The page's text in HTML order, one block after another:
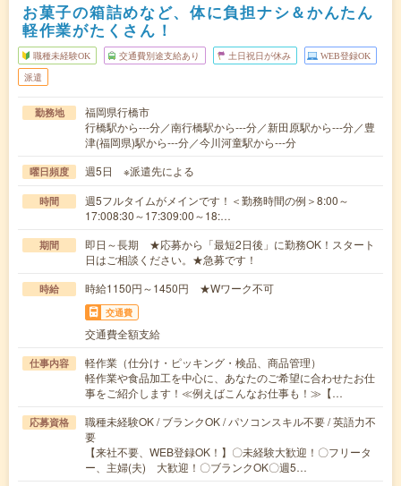
お菓子の箱詰めなど、体に負担ナシ＆かんたん
軽作業がたくさん！
職種未経験OK 交通費別途支給あり 土日祝日が休み WEB登録OK
派遣
勤務地
福岡県行橋市
行橋駅から---分／南行橋駅から---分／新田原駅から---分／豊
津(福岡県)駅から---分／今川河童駅から---分
曜日頻度 週5日 ※派遣先による
時間
週5フルタイムがメインです！＜勤務時間の例＞8:00～
17:008:30～17:309:00～18:…
期間
即日～長期 ★応募から「最短2日後」に勤務OK！スタート
日はご相談ください。★急募です！
時給 時給1150円～1450円 ★Wワーク不可
交通費
交通費全額支給
仕事内容
軽作業（仕分け・ピッキング・検品、商品管理）
軽作業や食品加工を中心に、あなたのご希望に合わせたお仕
事をご紹介します！≪例えばこんなお仕事も！≫【…
応募資格
職種未経験OK / ブランクOK / パソコンスキル不要 / 英語力不
要
【来社不要、WEB登録OK！】〇未経験大歓迎！〇フリータ
ー、主婦(夫) 大歓迎！〇ブランクOK〇週5…